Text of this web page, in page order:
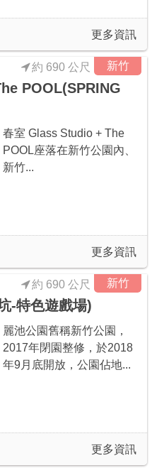
更多資訊
新竹
約 690 公尺
POOL(SPRING
春室 Glass Studio + The
POOL座落在新竹公園內、
新竹...
更多資訊
新竹
約 690 公尺
-特色遊戲場)
麗池公園舊稱新竹公園，
2017年閉園整修，於2018
年9月底開放，公園佔地...
更多資訊